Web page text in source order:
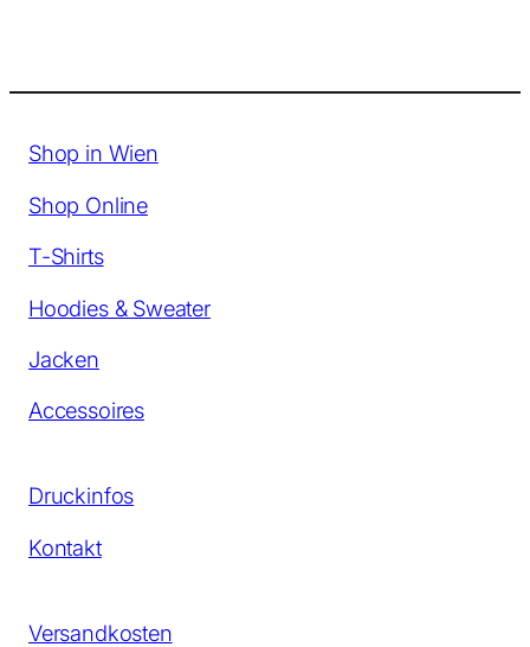
Shop in Wien
Shop Online
T-Shirts
Hoodies & Sweater
Jacken
Accessoires
Druckinfos
Kontakt
Versandkosten